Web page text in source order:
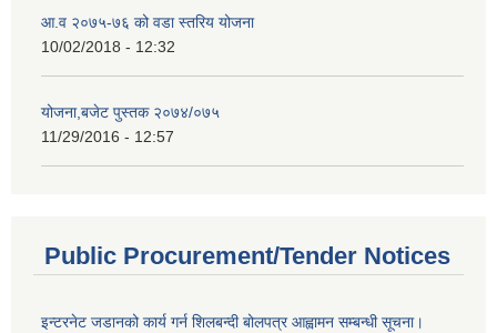
आ.व २०७५-७६ को वडा स्तरिय योजना
10/02/2018 - 12:32
योजना,बजेट पुस्तक २०७४/०७५
11/29/2016 - 12:57
Public Procurement/Tender Notices
इन्टरनेट जडानको कार्य गर्न शिलबन्दी बोलपत्र आह्वामन सम्बन्धी सूचना।